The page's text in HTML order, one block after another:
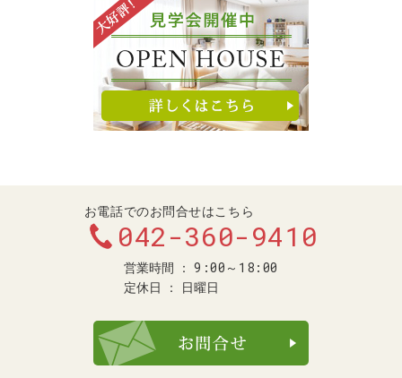
お電話でのお問合せはこちら
042-360-9410
営業時間 9:00～18:00
定休日 日曜日